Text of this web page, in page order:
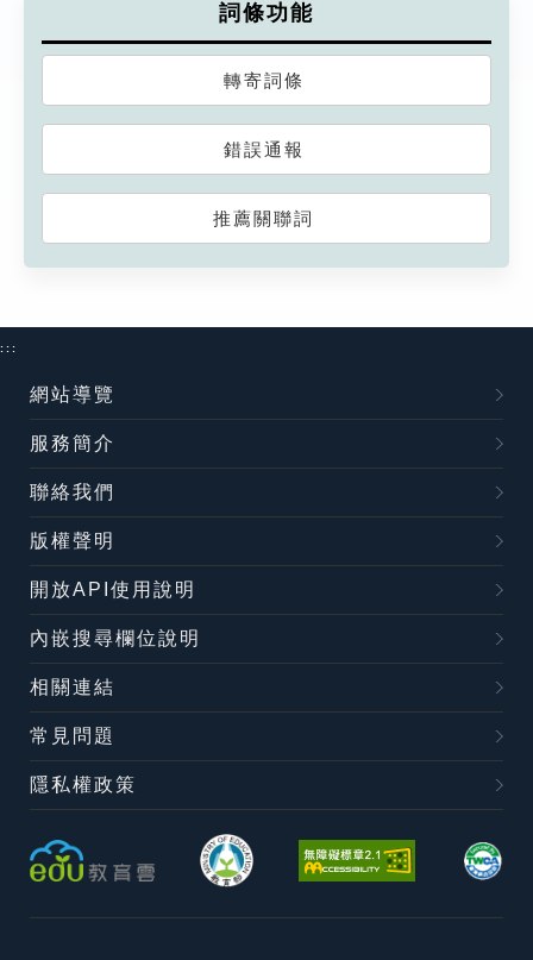
詞條功能
轉寄詞條
錯誤通報
推薦關聯詞
:::
網站導覽
服務簡介
聯絡我們
版權聲明
開放API使用說明
內嵌搜尋欄位說明
相關連結
常見問題
隱私權政策